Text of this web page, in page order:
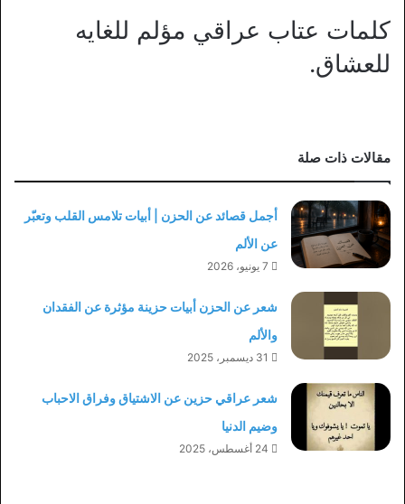
كلمات عتاب عراقي مؤلم للغايه
للعشاق.
مقالات ذات صلة
أجمل قصائد عن الحزن | أبيات تلامس القلب وتعبّر
عن الألم
7 يونيو، 2026
شعر عن الحزن أبيات حزينة مؤثرة عن الفقدان
والألم
31 ديسمبر، 2025
شعر عراقي حزين عن الاشتياق وفراق الاحباب
وضيم الدنيا
24 أغسطس، 2025